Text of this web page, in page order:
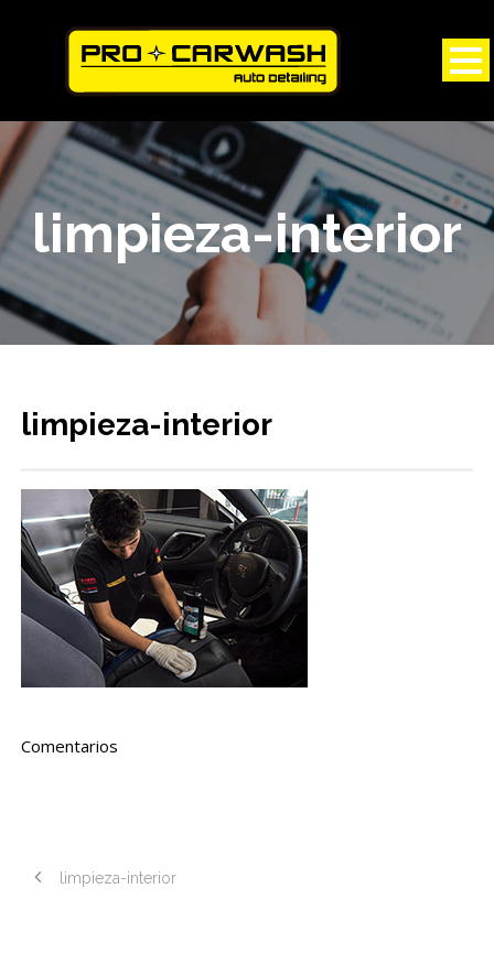
limpieza-interior
limpieza-interior
Comentarios
limpieza-interior